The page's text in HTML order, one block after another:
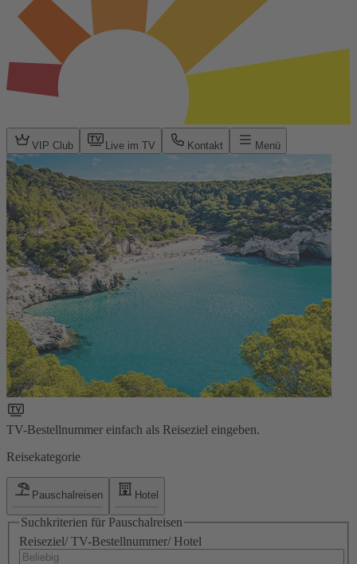
VIP Club Live im TV Kontakt Menü
TV-Bestellnummer einfach als Reiseziel eingeben.
Reisekategorie
Pauschalreisen Hotel
Suchkriterien für Pauschalreisen
Reiseziel/ TV-Bestellnummer/ Hotel